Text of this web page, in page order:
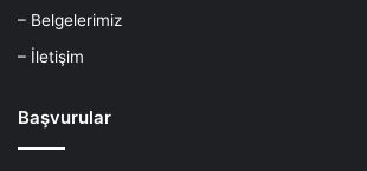
– Belgelerimiz
– İletişim
Başvurular